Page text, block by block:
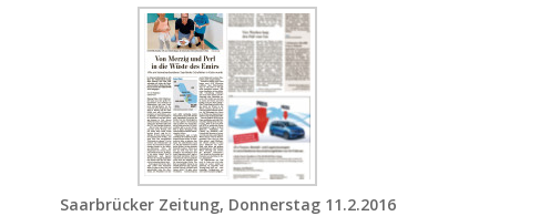
Saarbrücker Zeitung, Donnerstag 11.2.2016